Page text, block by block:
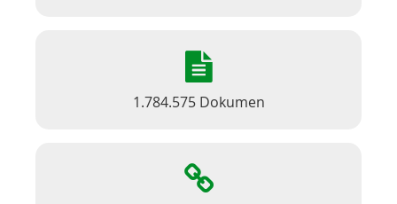
1.784.575 Dokumen